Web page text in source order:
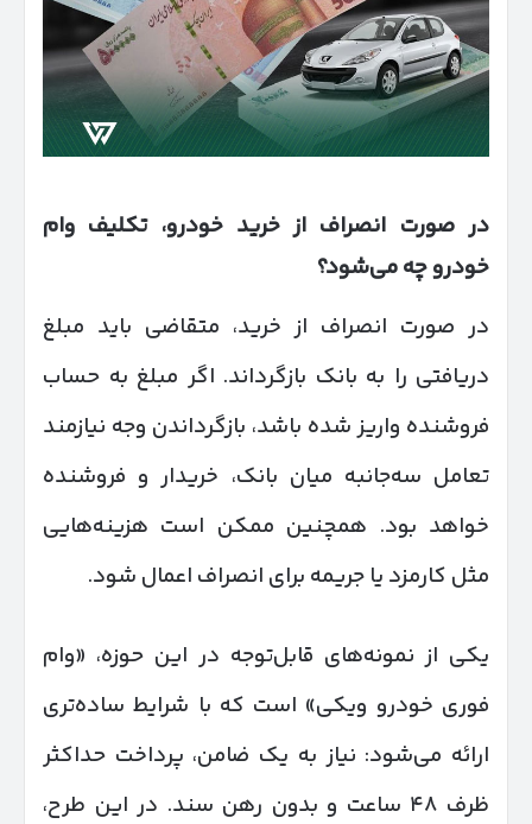
در صورت انصراف از خرید خودرو، تکلیف وام
خودرو چه می‌شود؟
در صورت انصراف از خرید، متقاضی باید مبلغ
دریافتی را به بانک بازگرداند. اگر مبلغ به حساب
فروشنده واریز شده باشد، بازگرداندن وجه نیازمند
تعامل سه‌جانبه میان بانک، خریدار و فروشنده
خواهد بود. همچنین ممکن است هزینه‌هایی
مثل کارمزد یا جریمه برای انصراف اعمال شود.
یکی از نمونه‌های قابل‌توجه در این حوزه، «وام
فوری خودرو ویکی» است که با شرایط ساده‌تری
ارائه می‌شود: نیاز به یک ضامن، پرداخت حداکثر
ظرف ۴۸ ساعت و بدون رهن سند. در این طرح،